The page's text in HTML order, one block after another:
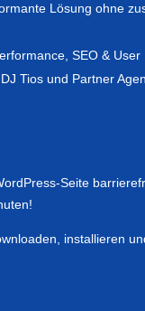
Lösung ohne
SEO & User
Tios und Partner
Seite
installieren